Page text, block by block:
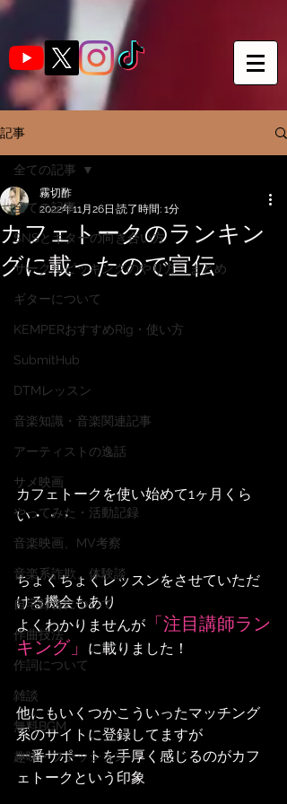
記事
全ての記事
SNSとギターの向き合い方
サークルピッキングのやり方・まとめ
ギターについて
KEMPERおすすめRig・使い方
SubmitHub
DTMレッスン
音楽知識・音楽関連記事
アーティストの逸話
サメ映画
やってみた・活動記録
音楽映画、MV考察
音楽系詐欺、体験談
自宅録音について
作曲技法
作詞について
雑談
無料BGM
趣味・ファッション
全ての記事
カフェトークのランキン
グに載ったので宣伝
霧切酢
2022年11月26日 読了時間: 1分
カフェトークを使い始めて1ヶ月くら
い・・・
ちょくちょくレッスンをさせていただ
ける機会もあり
よくわかりませんが
「注目講師ラン
キング」
に載りました！
他にもいくつかこういったマッチング
系のサイトに登録してますが
一番サポートを手厚く感じるのがカフ
ェトークという印象